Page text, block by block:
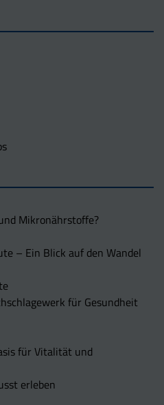
Mikronährstoffe?
– Ein Blick auf den Wandel
für Gesundheit
für Vitalität und
erleben